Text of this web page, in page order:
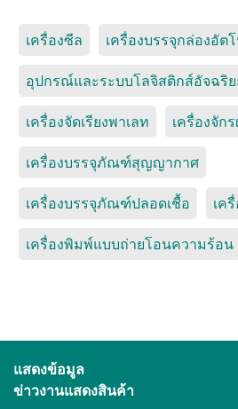
เครื่องซีล เครื่องบรรจุกล่องอัต
อุปกรณ์และระบบโลจิสติกส์อัจฉริย
เครื่องจัดเรียงพาเลท เครื่องจัก
เครื่องบรรจุภัณฑ์สุญญากาศ
เครื่องบรรจุภัณฑ์ปลอดเชื้อ เค
เครื่องพิมพ์แบบถ่ายโอนความร้อน
แสดงข้อมูล
ข่าวงานแสดงสินค้า